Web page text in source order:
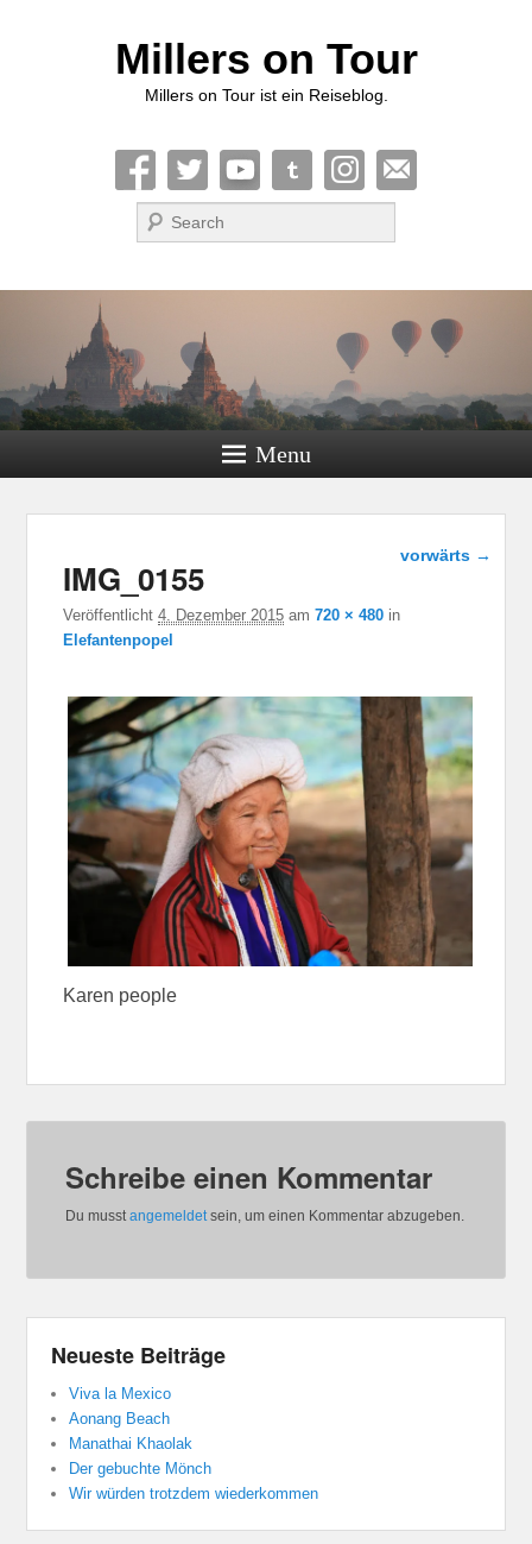
Millers on Tour
Millers on Tour ist ein Reiseblog.
Suche
Menu
Bild-
vorwärts →
IMG_0155
Veröffentlicht4. Dezember 2015 am720 × 480 in
Elefantenpopel
Karen people
Schreibe einen Kommentar
Du musstangemeldetsein, um einen Kommentar abzugeben.
Neueste Beiträge
Viva la Mexico
Aonang Beach
Manathai Khaolak
Der gebuchte Mönch
Wir würden trotzdem wiederkommen